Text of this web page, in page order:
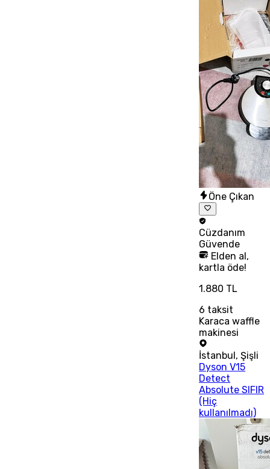
Öne Çıkan
Cüzdanım
Güvende
Elden al,
kartla öde!
1.880 TL
6 taksit
Karaca waffle
makinesi
İstanbul,Şişli
Dyson V15
Detect
Absolute SIFIR
(Hiç
kullanılmadı)